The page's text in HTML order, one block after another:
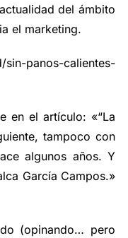
del ámbito
el marketing.
panos-calientes-
en el artículo: «“La
tampoco con
algunos años. Y
García Campos.»
(opinando… pero